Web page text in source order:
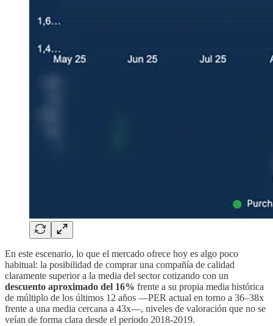
En este escenario, lo que el mercado ofrece hoy es algo poco
habitual: la posibilidad de comprar una compañía de calidad
claramente superior a la media del sector cotizando con un
descuento aproximado del 16% frente a su propia media histórica
de múltiplo de los últimos 12 años —PER actual en torno a 36–38x
frente a una media cercana a 43x—, niveles de valoración que no se
veían de forma clara desde el periodo 2018-2019.